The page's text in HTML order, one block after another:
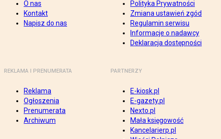
O nas
Kontakt
Napisz do nas
Polityka Prywatności
Zmiana ustawień zgód
Regulamin serwisu
Informacje o nadawcy
Deklaracja dostępności
REKLAMA I PRENUMERATA
Reklama
Ogłoszenia
Prenumerata
Archiwum
PARTNERZY
E-kiosk.pl
E-gazety.pl
Nexto.pl
Mała księgowość
Kancelarierp.pl